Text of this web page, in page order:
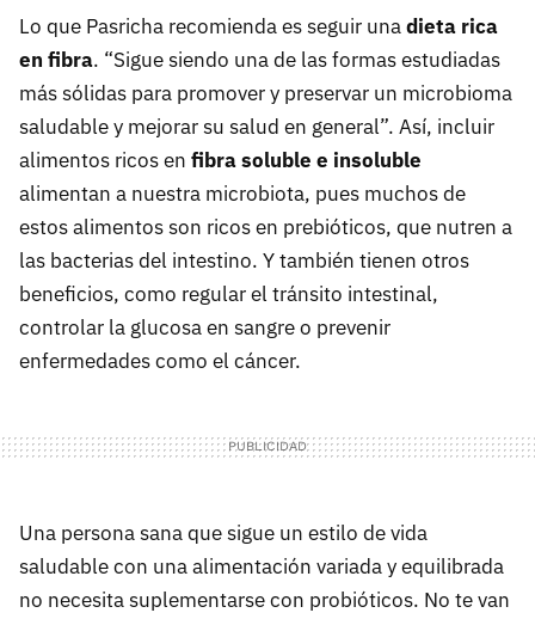
Lo que Pasricha recomienda es seguir unadieta rica
en fibra. “Sigue siendo una de las formas estudiadas
más sólidas para promover y preservar un microbioma
saludable y mejorar su salud en general”. Así, incluir
alimentos ricos en fibra soluble e insoluble
alimentan a nuestra microbiota, pues muchos de
estos alimentos son ricos en prebióticos, que nutren a
las bacterias del intestino. Y también tienen otros
beneficios, como regular el tránsito intestinal,
controlar la glucosa en sangre o prevenir
enfermedades como el cáncer.
Una persona sana que sigue un estilo de vida
saludable con una alimentación variada y equilibrada
no necesita suplementarse con probióticos. No te van